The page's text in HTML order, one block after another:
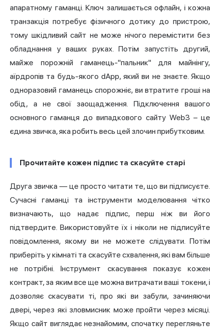
апаратному гаманці. Ключ залишається офлайн, і кожна
транзакція потребує фізичного дотику до пристрою,
тому шкідливий сайт не може нічого перемістити без
обладнання у ваших руках. Потім запустіть другий,
майже порожній гаманець-"пальник" для майнінгу,
аїрдропів та будь-якого dApp, який ви не знаєте. Якщо
одноразовий гаманець спорожніє, ви втратите гроші на
обід, а не свої заощадження. Підключення вашого
основного гаманця до випадкового сайту Web3 – це
єдина звичка, яка робить весь цей злочин прибутковим.
Прочитайте кожен підпис та скасуйте старі
Друга звичка — це просто читати те, що ви підписуєте.
Сучасні гаманці та інструменти моделювання чітко
визначають, що надає підпис, перш ніж ви його
підтвердите. Використовуйте їх і ніколи не підписуйте
повідомлення, якому ви не можете слідувати. Потім
приберіть у кімнаті та скасуйте схвалення, які вам більше
не потрібні. Інструмент скасування показує кожен
контракт, за яким все ще можна витрачати ваші токени, і
дозволяє скасувати ті, про які ви забули, зачиняючи
двері, через які зловмисник може пройти через місяці.
Якщо сайт виглядає незнайомим, спочатку перегляньте